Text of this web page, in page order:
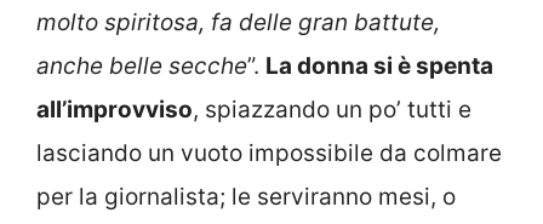
molto spiritosa, fa delle gran battute,
anche belle secche”. La donna si è spenta
all’improvviso, spiazzando un po’ tutti e
lasciando un vuoto impossibile da colmare
per la giornalista; le serviranno mesi, o